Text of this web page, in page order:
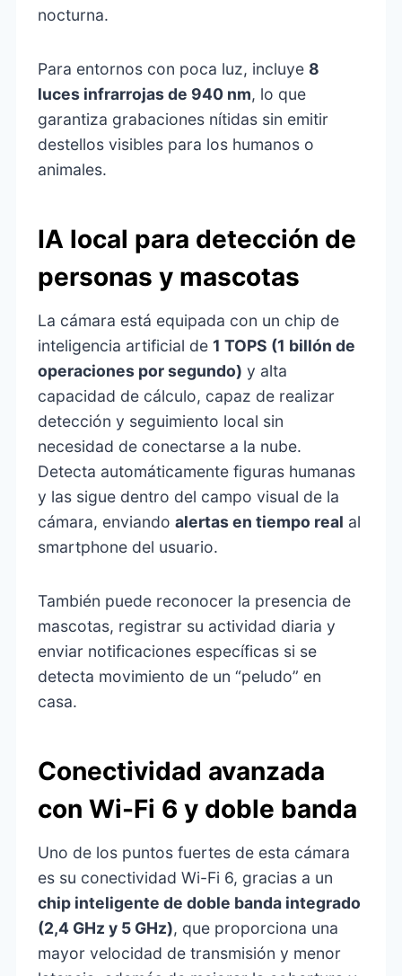
nocturna.
Para entornos con poca luz, incluye 8
luces infrarrojas de 940 nm, lo que
garantiza grabaciones nítidas sin emitir
destellos visibles para los humanos o
animales.
IA local para detección de
personas y mascotas
La cámara está equipada con un chip de
inteligencia artificial de 1 TOPS (1 billón de
operaciones por segundo) y alta
capacidad de cálculo, capaz de realizar
detección y seguimiento local sin
necesidad de conectarse a la nube.
Detecta automáticamente figuras humanas
y las sigue dentro del campo visual de la
cámara, enviandoalertas en tiempo real al
smartphone del usuario.
También puede reconocer la presencia de
mascotas, registrar su actividad diaria y
enviar notificaciones específicas si se
detecta movimiento de un “peludo” en
casa.
Conectividad avanzada
con Wi-Fi 6 y doble banda
Uno de los puntos fuertes de esta cámara
es su conectividad Wi-Fi 6, gracias a un
chip inteligente de doble banda integrado
(2,4 GHz y 5 GHz), que proporciona una
mayor velocidad de transmisión y menor